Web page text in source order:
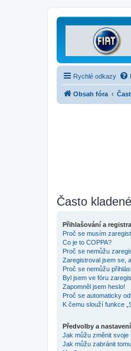
Rychlé odkazy
Obsah fóra
Často
Přihlašování a
Proč se musím
Co je to COPPA?
Proč se nemůžu
Zaregistroval jsem se,
Proč se nemůžu
Byl jsem ve fóru
Zapomněl jsem heslo!
Proč se automaticky
K čemu slouží funkce
Předvolby a
Jak můžu změnit svoje
Jak můžu zabránit